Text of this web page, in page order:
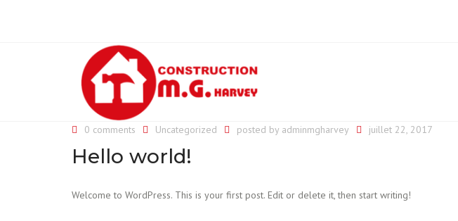
0 comments Uncategorized posted by adminmgharvey juillet 22, 2017
Hello world!
Welcome to WordPress. This is your first post. Edit or delete it, then start writing!